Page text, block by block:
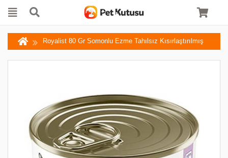
Royalist 80 Gr Somonlu Ezme Tahılsız Kısırlaştırılmış